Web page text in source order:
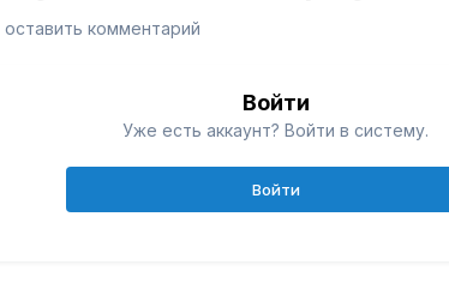
комментарий
Войти
Уже есть аккаунт? Войти в систему.
Войти